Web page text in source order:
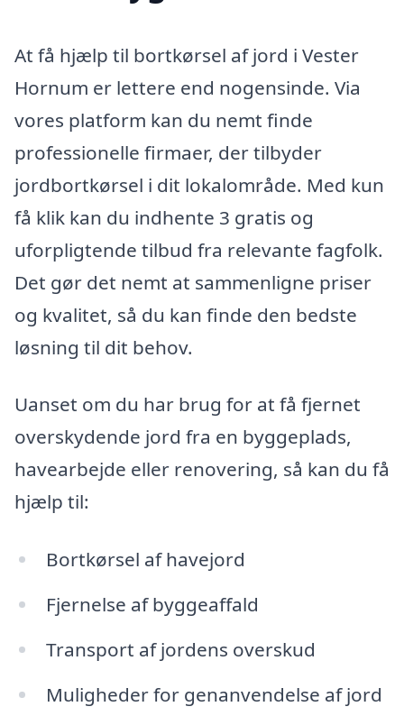
At få hjælp til bortkørsel af jord i Vester
Hornum er lettere end nogensinde. Via
vores platform kan du nemt finde
professionelle firmaer, der tilbyder
jordbortkørsel i dit lokalområde. Med kun
få klik kan du indhente 3 gratis og
uforpligtende tilbud fra relevante fagfolk.
Det gør det nemt at sammenligne priser
og kvalitet, så du kan finde den bedste
løsning til dit behov.
Uanset om du har brug for at få fjernet
overskydende jord fra en byggeplads,
havearbejde eller renovering, så kan du få
hjælp til:
Bortkørsel af havejord
Fjernelse af byggeaffald
Transport af jordens overskud
Muligheder for genanvendelse af jord